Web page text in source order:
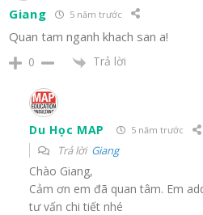
Giang 5 năm trước
Quan tam nganh khach san a!
0 Trả lời
Du Học MAP 5 năm trước
Trả lời Giang
Chào Giang,
Cảm ơn em đã quan tâm. Em
tư vấn chi tiết nhé